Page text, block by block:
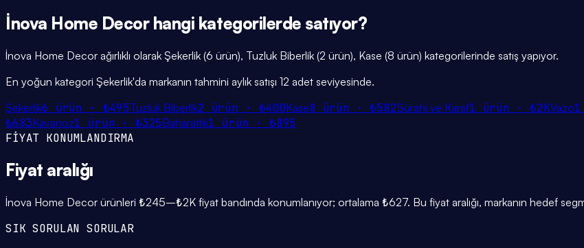
İnova Home Decorhangi kategorilerde satıyor?
İnova Home Decor ağırlıklı olarak Şekerlik (6 ürün), Tuzluk Biberlik (2 ürün), Kase (8 ürün) kategorilerinde satış yapıyor.
En yoğun kategori Şekerlik'da markanın tahmini aylık satışı 12 adet seviyesinde.
Şekerlik6 ürün · ₺495Tuzluk Biberlik2 ürün · ₺400Kase8 ürün ·₺582Sürahi ve Karaf1 ürün ·₺2KVazo1
₺683Kavanoz1 ürün · ₺325Baharatlık1 ürün · ₺895
FİYAT KONUMLANDIRMA
Fiyat aralığı
İnova Home Decor ürünleri ₺245–₺2K fiyat bandında konumlanıyor; ortalama ₺627. Bu fiyat aralığı, markanın hedef
SIK SORULAN SORULAR